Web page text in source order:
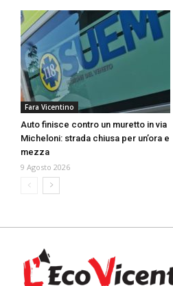
Fara Vicentino
Auto finisce contro un muretto in via
Micheloni: strada chiusa per un’ora e
mezza
9 Agosto 2026